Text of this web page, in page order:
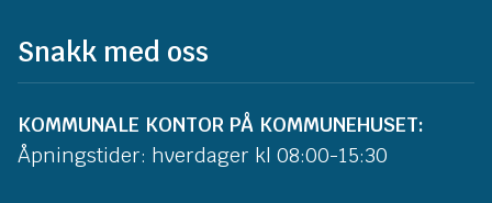
Snakk med oss
KOMMUNALE KONTOR PÅ KOMMUNEHUSET:
Åpningstider: hverdager kl 08:00-15:30